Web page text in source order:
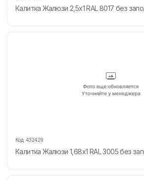
Калитка Жалюзи 2,5х1 RAL 8017 без
Код: 432429
Калитка Жалюзи 1,68х1 RAL 3005 без